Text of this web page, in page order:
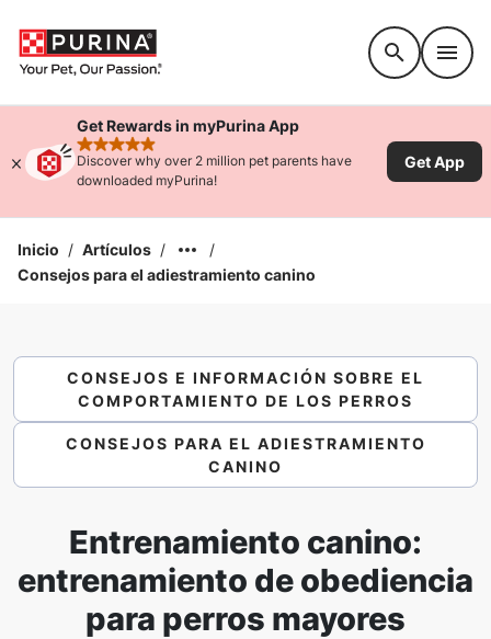
Get Rewards in myPurina App
rated 4.9 stars
Discover why over 2 million pet parents have
downloaded myPurina!
Get App
Inicio / Artículos /
/
Consejos para el adiestramiento canino
CONSEJOS E INFORMACIÓN SOBRE EL
COMPORTAMIENTO DE LOS PERROS
CONSEJOS PARA EL ADIESTRAMIENTO
CANINO
Entrenamiento canino:
entrenamiento de obediencia
para perros mayores